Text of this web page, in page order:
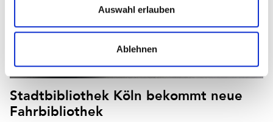
Auswahl erlauben
Ablehnen
Stadtbibliothek Köln bekommt neue
Fahrbibliothek